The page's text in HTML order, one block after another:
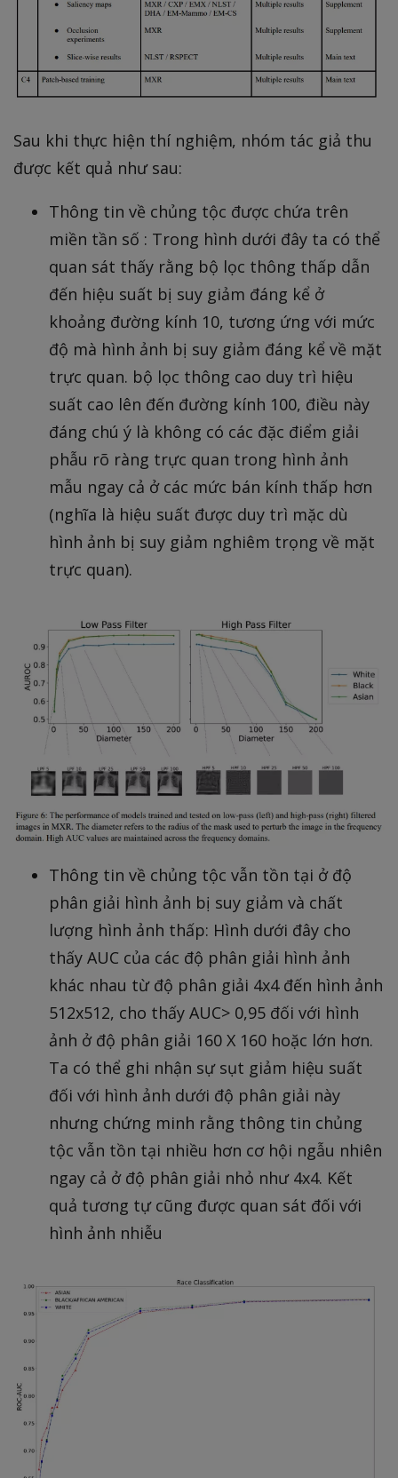
Sau khi thực hiện thí nghiệm, nhóm tác giả thu
được kết quả như sau:
Thông tin về chủng tộc được chứa trên
miền tần số : Trong hình dưới đây ta có thể
quan sát thấy rằng bộ lọc thông thấp dẫn
đến hiệu suất bị suy giảm đáng kể ở
khoảng đường kính 10, tương ứng với mức
độ mà hình ảnh bị suy giảm đáng kể về mặt
trực quan. bộ lọc thông cao duy trì hiệu
suất cao lên đến đường kính 100, điều này
đáng chú ý là không có các đặc điểm giải
phẫu rõ ràng trực quan trong hình ảnh
mẫu ngay cả ở các mức bán kính thấp hơn
(nghĩa là hiệu suất được duy trì mặc dù
hình ảnh bị suy giảm nghiêm trọng về mặt
trực quan).
Thông tin về chủng tộc vẫn tồn tại ở độ
phân giải hình ảnh bị suy giảm và chất
lượng hình ảnh thấp: Hình dưới đây cho
thấy AUC của các độ phân giải hình ảnh
khác nhau từ độ phân giải 4x4 đến hình ảnh
512x512, cho thấy AUC> 0,95 đối với hình
ảnh ở độ phân giải 160 X 160 hoặc lớn hơn.
Ta có thể ghi nhận sự sụt giảm hiệu suất
đối với hình ảnh dưới độ phân giải này
nhưng chứng minh rằng thông tin chủng
tộc vẫn tồn tại nhiều hơn cơ hội ngẫu nhiên
ngay cả ở độ phân giải nhỏ như 4x4. Kết
quả tương tự cũng được quan sát đối với
hình ảnh nhiễu